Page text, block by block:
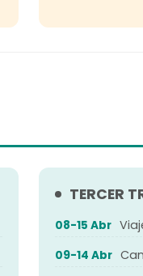
TERCER
08-15 Abr
09-14 Abr